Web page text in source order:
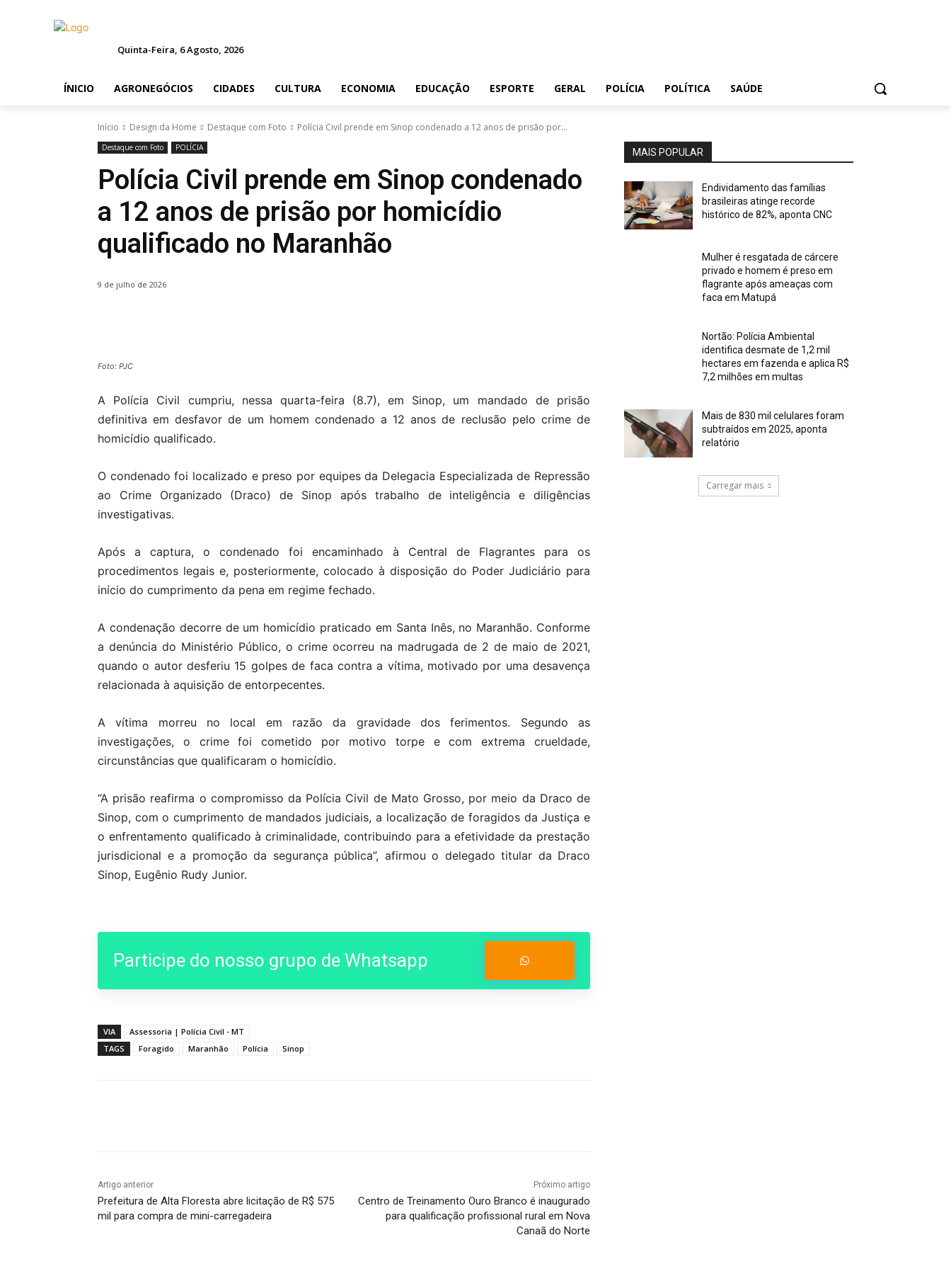
Quinta-Feira, 6 Agosto, 2026
ÍNICIO AGRONEGÓCIOS CIDADES CULTURA ECONOMIA EDUCAÇÃO ESPORTE GERAL POLÍCIA POLÍTICA SAÚDE
Início Design da Home Destaque com Foto Polícia Civil prende em Sinop condenado a 12 anos de prisão por...
Destaque com Foto POLÍCIA
Polícia Civil prende em Sinop condenado
a 12 anos de prisão por homicídio
qualificado no Maranhão
9 de julho de 2026
Foto: PJC
A Polícia Civil cumpriu, nessa quarta-feira (8.7), em Sinop, um mandado de prisão
definitiva em desfavor de um homem condenado a 12 anos de reclusão pelo crime de
homicídio qualificado.
O condenado foi localizado e preso por equipes da Delegacia Especializada de Repressão
ao Crime Organizado (Draco) de Sinop após trabalho de inteligência e diligências
investigativas.
Após a captura, o condenado foi encaminhado à Central de Flagrantes para os
procedimentos legais e, posteriormente, colocado à disposição do Poder Judiciário para
início do cumprimento da pena em regime fechado.
A condenação decorre de um homicídio praticado em Santa Inês, no Maranhão. Conforme
a denúncia do Ministério Público, o crime ocorreu na madrugada de 2 de maio de 2021,
quando o autor desferiu 15 golpes de faca contra a vítima, motivado por uma desavença
relacionada à aquisição de entorpecentes.
A vítima morreu no local em razão da gravidade dos ferimentos. Segundo as
investigações, o crime foi cometido por motivo torpe e com extrema crueldade,
circunstâncias que qualificaram o homicídio.
“A prisão reafirma o compromisso da Polícia Civil de Mato Grosso, por meio da Draco de
Sinop, com o cumprimento de mandados judiciais, a localização de foragidos da Justiça e
o enfrentamento qualificado à criminalidade, contribuindo para a efetividade da prestação
jurisdicional e a promoção da segurança pública”, afirmou o delegado titular da Draco
Sinop, Eugênio Rudy Junior.
Participe do nosso grupo de Whatsapp
VIA
Assessoria | Polícia Civil - MT
TAGS
Foragido Maranhão Polícia Sinop
Artigo anterior
Prefeitura de Alta Floresta abre licitação de R$ 575
mil para compra de mini-carregadeira
Próximo artigo
Centro de Treinamento Ouro Branco é inaugurado
para qualificação profissional rural em Nova
Canaã do Norte
MAIS POPULAR
Endividamento das famílias
brasileiras atinge recorde
histórico de 82%, aponta CNC
Mulher é resgatada de cárcere
privado e homem é preso em
flagrante após ameaças com
faca em Matupá
Nortão: Polícia Ambiental
identifica desmate de 1,2 mil
hectares em fazenda e aplica R$
7,2 milhões em multas
Mais de 830 mil celulares foram
subtraídos em 2025, aponta
relatório
Carregar mais